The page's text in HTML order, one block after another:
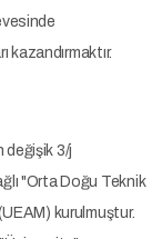
kazandırmaktır.
değişik 3/j
"Orta Doğu Teknik
kurulmuştur.